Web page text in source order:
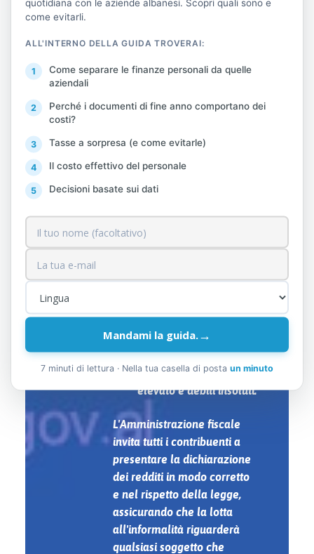
l'economia sommersa
dicembre 2019 con:
e settori ad alto rischio;
Verifica delle
dichiarazioni dei
principali – edilizia, call
dell'abbigliamento – e
Verifica dei contribuenti
con un fatturato
elevato e debiti insoluti.
L'Amministrazione fiscale
invita tutti i contribuenti a
presentare la dichiarazione
dei redditi in modo corretto
e nel rispetto della legge,
assicurando che la lotta
all'informalità riguarderà
qualsiasi soggetto che
quotidiana con le aziende albanesi. Scopri quali sono e
come evitarli.
ALL'INTERNO DELLA GUIDA TROVERAI:
Come separare le finanze personali da quelle
aziendali
Perché i documenti di fine anno comportano dei
costi?
Tasse a sorpresa (e come evitarle)
Il costo effettivo del personale
Decisioni basate sui dati
Mandami la guida.→
7 minuti di lettura · Nella tua casella di posta un minuto